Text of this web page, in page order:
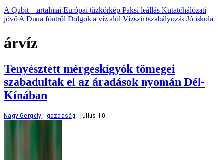
A Qubit+ tartalmai Európai tűzkörkép Paksi leállás Kutatóhálózati
jövő A Duna föntről Dolgok a víz alól Vízszintszabályozás Jó iskola
árvíz
Tenyésztett mérgeskígyók tömegei
szabadultak el az áradások nyomán Dél-
Kínában
Nagy Gergely gazdaság július 10.